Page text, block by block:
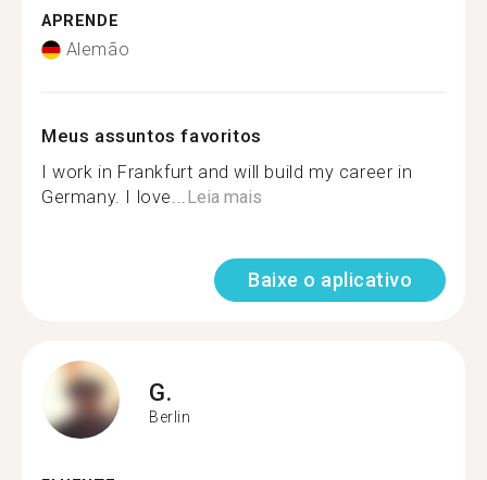
APRENDE
Alemão
Meus assuntos favoritos
I work in Frankfurt and will build my career in
Germany. I love...Leia mais
Baixe o aplicativo
G.
Berlin